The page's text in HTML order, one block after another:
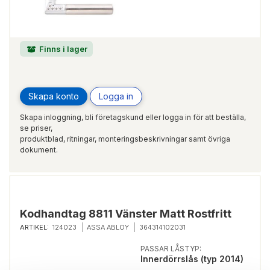
Finns i lager
Skapa konto Logga in
Skapa inloggning, bli företagskund eller logga in för att beställa,
se priser,
produktblad, ritningar, monteringsbeskrivningar samt övriga
dokument.
Kodhandtag 8811 Vänster Matt Rostfritt
ARTIKEL: 124023 ASSA ABLOY 364314102031
PASSAR LÅSTYP:
Innerdörrslås (typ 2014)